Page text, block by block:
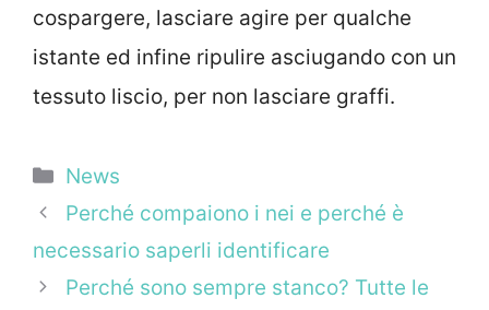
cospargere, lasciare agire per qualche
istante ed infine ripulire asciugando con un
tessuto liscio, per non lasciare graffi.
Categorie
News
Perché compaiono i nei e perché è
necessario saperli identificare
Perché sono sempre stanco? Tutte le